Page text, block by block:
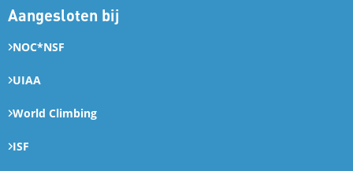
Aangesloten bij
NOC*NSF
UIAA
World Climbing
ISF